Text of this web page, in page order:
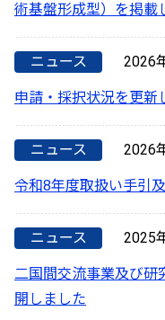
術基盤形成型）を掲載
ニュース 2026
申請・採択状況を更新
ニュース 2026
令和8年度取扱い手引
ニュース 2025
二国間交流事業及び研
開しました